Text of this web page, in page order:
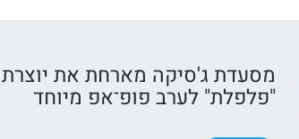
מסעדת ג'סיקה מארחת את יוצרת
"פלפלת" לערב פופ־אפ מיוחד